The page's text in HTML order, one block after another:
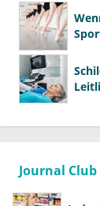
Journal Club